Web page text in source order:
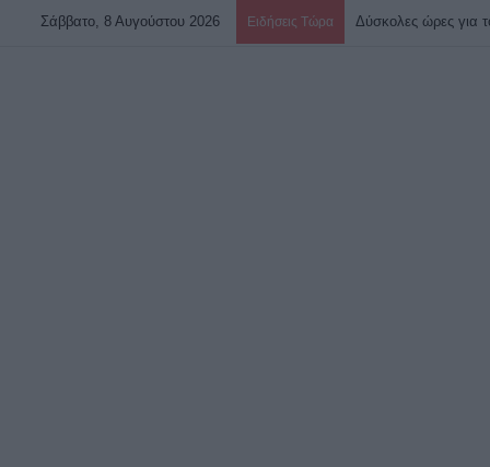
Σάββατο, 8 Αυγούστου 2026 Ειδήσεις Τώρα